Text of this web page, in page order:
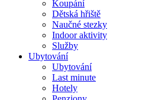
Koupání
Dětská hřiště
Naučné stezky
Indoor aktivity
Služby
Ubytování
Ubytování
Last minute
Hotely